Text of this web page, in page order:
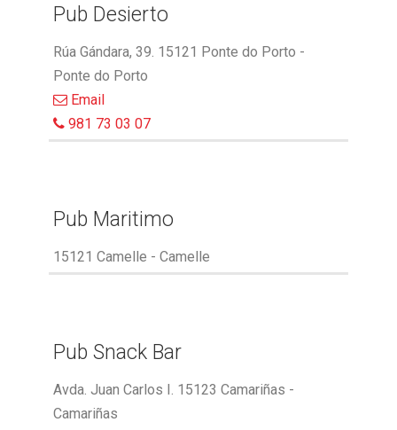
Pub Desierto
Rúa Gándara, 39. 15121 Ponte do Porto -
Ponte do Porto
Email
981 73 03 07
Pub Maritimo
15121 Camelle - Camelle
Pub Snack Bar
Avda. Juan Carlos I. 15123 Camariñas -
Camariñas